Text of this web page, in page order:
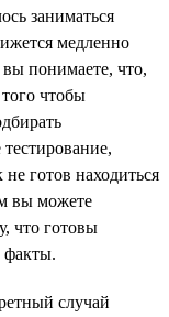
заниматься
медленно
понимаете, что,
чтобы
не готов находиться
вы можете
что готовы
факты.
случай